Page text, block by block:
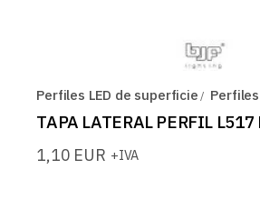
Perfiles LED de superficie
TAPA LATERAL PERFIL L517
1,10 EUR +IVA